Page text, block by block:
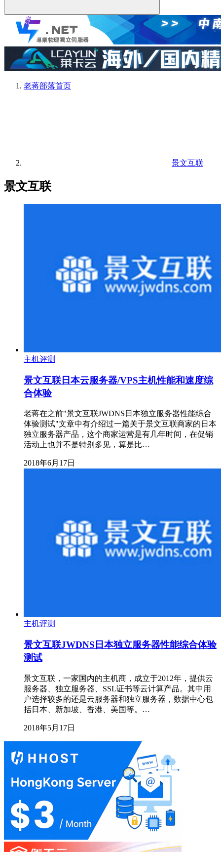
老蒋部落首页
景文互联
景文互联
主机评测
景文互联日本云服务器/VPS主机性能和速度综
合体验
老蒋在之前"景文互联JWDNS日本独立服务器性能综合
体验测试"文章中有介绍过一篇关于景文互联商家的日本
独立服务器产品，这个商家运营是有几年时间，在促销
活动上也并不是特别多见，算是比…
2018年6月17日
主机评测
景文互联JWDNS日本独立服务器性能综合体验
测试
景文互联，一家国内的主机商，成立于2012年，提供云
服务器、独立服务器、SSL证书等云计算产品。其中用
户选择较多的还是云服务器和独立服务器，数据中心包
括日本、新加坡、香港、美国等。…
2018年5月17日